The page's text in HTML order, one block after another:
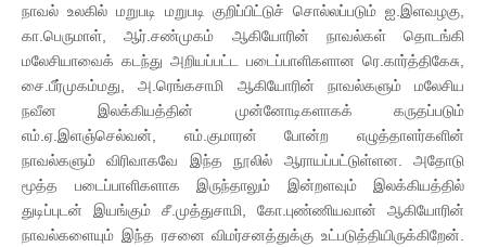
நாவல் உலகில் மறுபடி மறுபடி குறிப்பிட்டுச் சொல்லப்படும் ஐ.இளவழகு,
கா.பெருமாள், ஆர்.சண்முகம் ஆகியோரின் நாவல்கள் தொடங்கி
மலேசியாவைக் கடந்து அறியப்பட்ட படைப்பாளிகளான ரெ.கார்த்திகேசு,
சை.பீர்முகம்மது, அ.ரெங்கசாமி ஆகியோரின் நாவல்களும் மலேசிய
நவீன இலக்கியத்தின் முன்னோடிகளாகக் கருதப்படும்
எம்.ஏ.இளஞ்செல்வன், எம்.குமாரன் போன்ற எழுத்தாளர்களின்
நாவல்களும் விரிவாகவே இந்த நூலில் ஆராயப்பட்டுள்ளன. அதோடு
மூத்த படைப்பாளிகளாக இருந்தாலும் இன்றளவும் இலக்கியத்தில்
துடிப்புடன் இயங்கும் சீ.முத்துசாமி, கோ.புண்ணியவான் ஆகியோரின்
நாவல்களையும் இந்த ரசனை விமர்சனத்துக்கு உட்படுத்தியிருக்கிறேன்.